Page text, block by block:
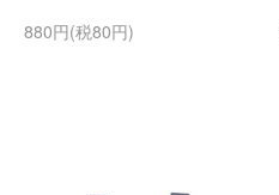
880円(税80円)